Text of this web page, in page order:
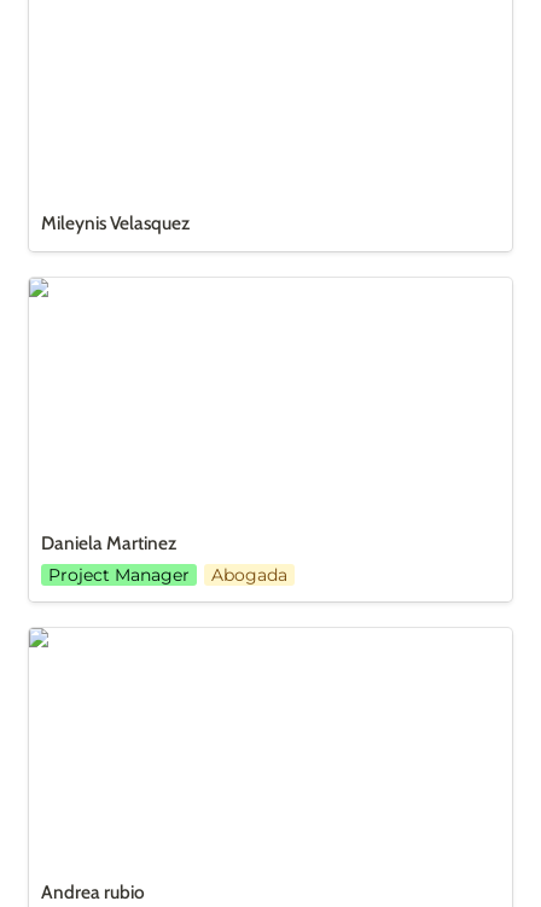
Mileynis Velasquez
Daniela Martinez
Daniela Martinez
Project Manager Abogada
Andrea rubio
Andrea rubio